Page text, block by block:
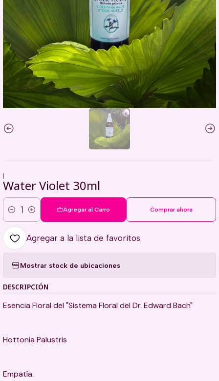
|
Water Violet 30ml
Cantidad
Agregar al Carro Comprar ahora
Agregar a la lista de favoritos
Mostrar stock de ubicaciones
DESCRIPCIÓN
Esencia Floral del "Sistema Floral del Dr. Edward Bach"
Hottonia Palustris
Empatía.